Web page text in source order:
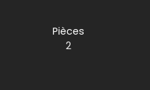
Pièces
2